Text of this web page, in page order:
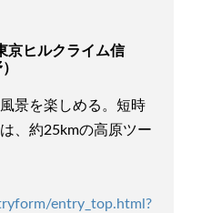
京ヒルクライム信
景を楽しめる。短時
、約25kmの高原ツー
entry_top.html?